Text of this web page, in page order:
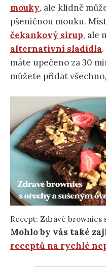
mouky, ale klidně
pšeničnou mouku.
čekankový sirup, ale
alternativní sladidla
máte upečeno za 30
můžete přidat
Recept: Zdravé brownies
Mohlo by vás také
receptů na rychlé